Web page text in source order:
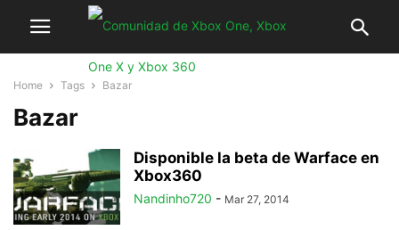
Home Tags Bazar
Bazar
Disponible la beta de Warface en
Xbox360
Nandinho720 - Mar 27, 2014